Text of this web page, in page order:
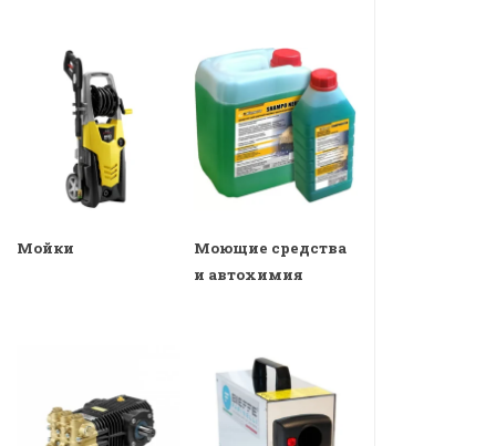
Мойки
Моющие средства
и автохимия